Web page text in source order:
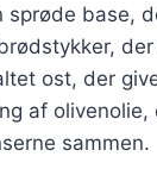
sprøde base,
ost, der
af
sammen.